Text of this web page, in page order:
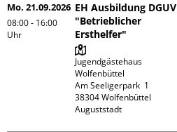
Mo. 21.09.2026
08:00 - 16:00
Uhr
EH Ausbildung DGUV
"Betrieblicher
Ersthelfer"
Jugendgästehaus
Wolfenbüttel
Am Seeligerpark  1
38304 Wolfenbüttel
Auguststadt